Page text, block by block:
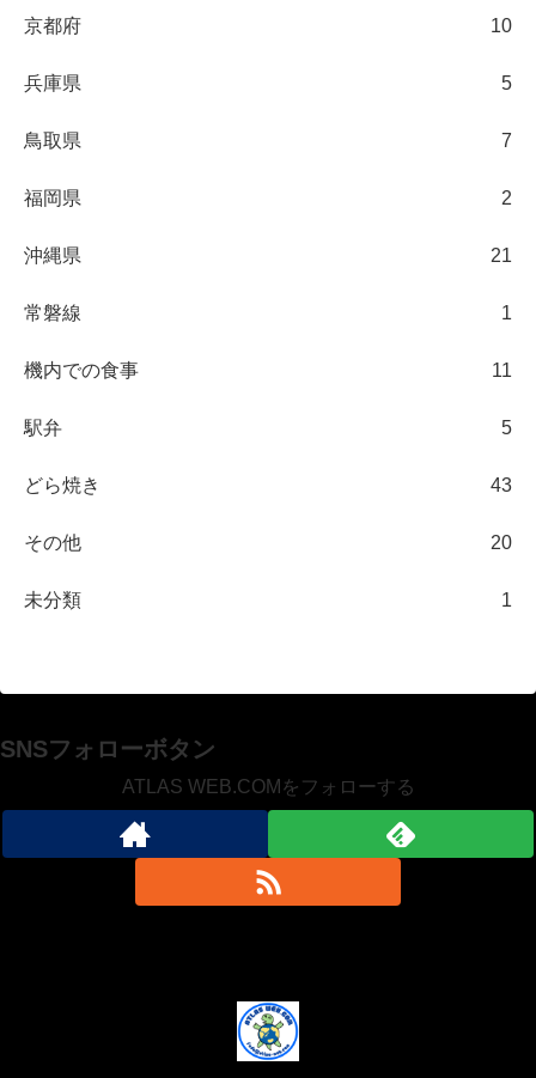
京都府 10
兵庫県 5
鳥取県 7
福岡県 2
沖縄県 21
常磐線 1
機内での食事 11
駅弁 5
どら焼き 43
その他 20
未分類 1
SNSフォローボタン
ATLAS WEB.COMをフォローする